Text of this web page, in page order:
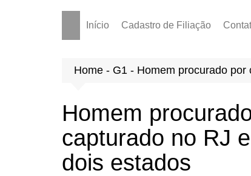
Início Cadastro de Filiação
Home - G1 - Homem procurado
Homem
capturado no RJ
dois estados